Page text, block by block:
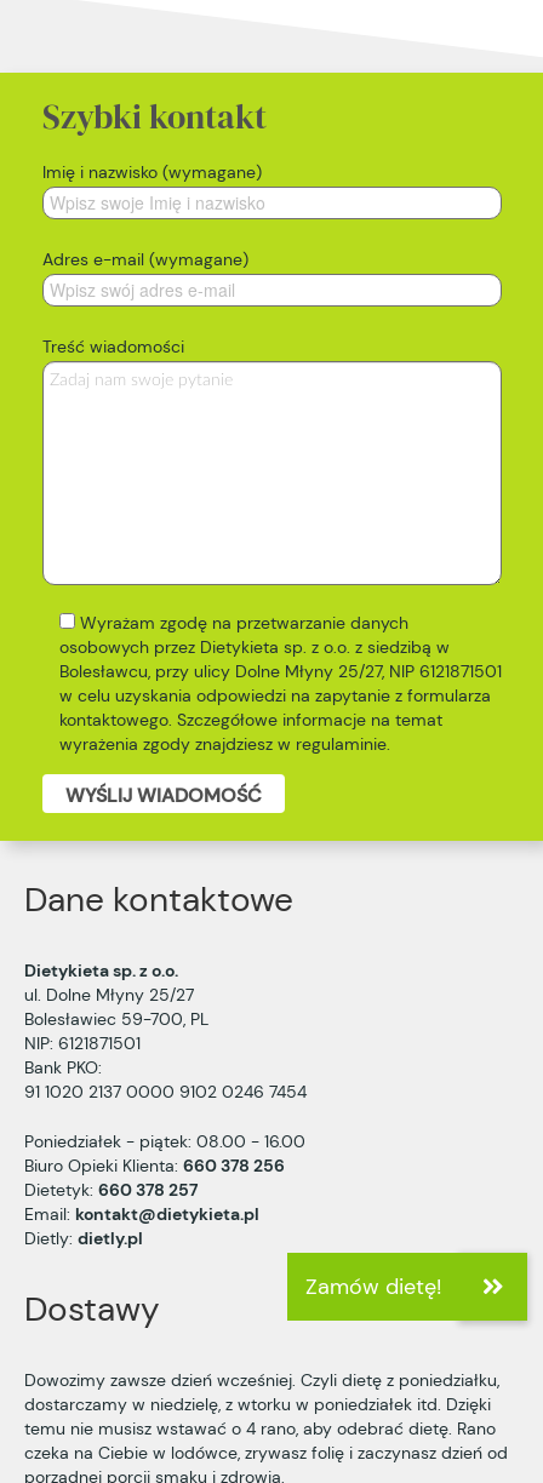
Dane kontaktowe
Dietykieta sp. z o.o.
ul. Dolne Młyny 25/27
Bolesławiec 59-700, PL
NIP: 6121871501
Bank PKO:
91 1020 2137 0000 9102 0246 7454
Poniedziałek - piątek: 08.00 - 16.00
Biuro Opieki Klienta: 660 378 256
Dietetyk: 660 378 257
Email: kontakt@dietykieta.pl
Dietly: dietly.pl
Dostawy
Dowozimy zawsze dzień wcześniej. Czyli dietę z poniedziałku,
dostarczamy w niedzielę, z wtorku w poniedziałek itd. Dzięki
temu nie musisz wstawać o 4 rano, aby odebrać dietę. Rano
czeka na Ciebie w lodówce, zrywasz folię i zaczynasz dzień od
porządnej porcji smaku i zdrowia.
Szybki kontakt
Imię i nazwisko (wymagane)
Adres e-mail (wymagane)
Treść wiadomości
Wyrażam zgodę na przetwarzanie danych
osobowych przez Dietykieta sp. z o.o. z siedzibą w
Bolesławcu, przy ulicy Dolne Młyny 25/27, NIP 6121871501
w celu uzyskania odpowiedzi na zapytanie z formularza
kontaktowego. Szczegółowe informacje na temat
wyrażenia zgody znajdziesz w regulaminie.
WYŚLIJ WIADOMOŚĆ